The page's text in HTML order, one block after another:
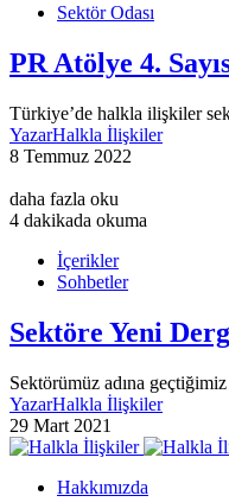
Sektör Odası
PR Atölye 4.
Türkiye’de halkla ilişkiler
YazarHalkla İlişkiler
8 Temmuz 2022
daha fazla oku
4 dakikada okuma
İçerikler
Sohbetler
Sektöre Yeni
Sektörümüz adına
YazarHalkla İlişkiler
29 Mart 2021
Hakkımızda